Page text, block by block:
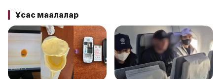
Ұқсас мақалалар